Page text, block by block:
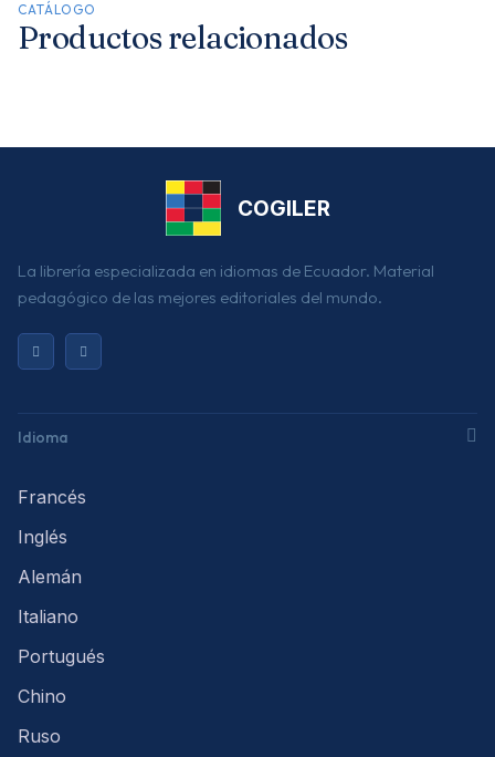
CATÁLOGO
Productos relacionados
COGILER
La librería especializada en idiomas de Ecuador. Material
pedagógico de las mejores editoriales del mundo.
Idioma
Francés
Inglés
Alemán
Italiano
Portugués
Chino
Ruso